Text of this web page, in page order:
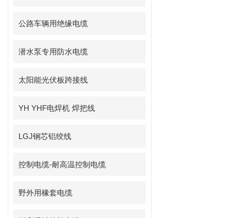
公路车辆用绝缘电缆
潜水泵专用防水电缆
太阳能光伏板跨接线
YH YHF电焊机 焊把线
LGJ钢芯铝绞线
控制电缆-耐高温控制电缆
野外用橡套电缆